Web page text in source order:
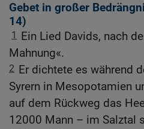
Gebet in großer
14)
1
Ein Lied Davids, nach
Mahnung«.
2 Er dichtete es während
Syrern in Mesopotamien
auf dem Rückweg das
12000 Mann – im Salztal